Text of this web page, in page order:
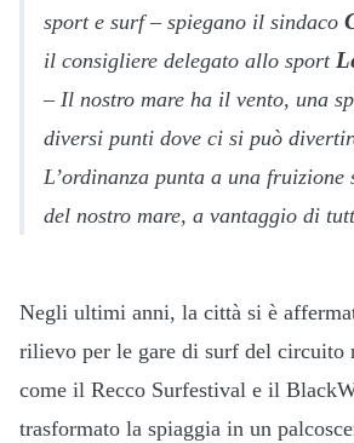
sport e surf – spiegano il sindaco
il consigliere delegato allo sport
– Il nostro mare ha il vento, una
diversi punti dove ci si può
L’ordinanza punta a una
del nostro mare, a vantaggio di
Negli ultimi anni, la città si è
rilievo per le gare di surf del circuito
come il Recco Surfestival e il
trasformato la spiaggia in un